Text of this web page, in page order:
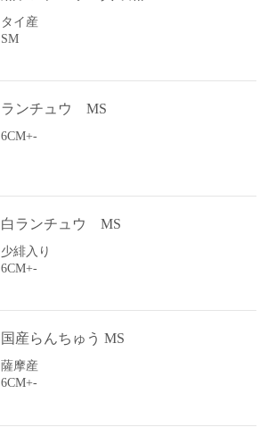
タイ産
SM
ランチュウ MS
6CM+-
白ランチュウ MS
少緋入り
6CM+-
国産らんちゅう MS
薩摩産
6CM+-